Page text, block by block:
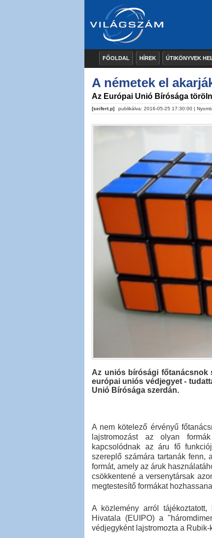
FŐOLDAL HÍREK ÚTIKÖNYVEK
A németek el
Az Európai Unió Bírósága
[seifert.p] publikálva: 2016-05-25 17:30:00 |
Az uniós bírósági főtanácsnok
európai uniós védjegyet -
Unió Bírósága szerdán.
A nem kötelező érvényű
lajstromozást az olyan
kapcsolódnak az áru fő
szereplő számára tartanák fenn,
formát, amely az áruk
csökkentené a versenytársak
megtestesítő formákat
A közlemény arról
Hivatala (EUIPO) a
védjegyként lajstromozta a Rubik-